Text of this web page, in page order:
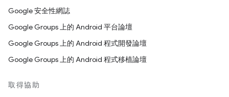
Google 安全性網誌
Google Groups 上的 Android 平台論壇
Google Groups 上的 Android 程式開發論壇
Google Groups 上的 Android 程式移植論壇
取得協助